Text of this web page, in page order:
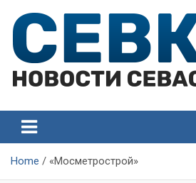
content
Севастополя
Севастополя
Home «Мосметрострой»